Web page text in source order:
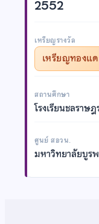
2552
เหรียญรางวัล
เหรียญทองแ
สถานศึกษา
โรงเรียนชลราษฎ
ศูนย์ สอวน.
มหาวิทยาลัยบูร